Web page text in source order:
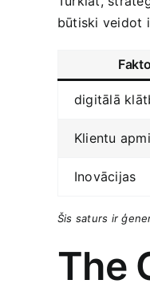
būtiski veidot
digitālā
Klientu
Inovācijas
Šis saturs ir
The